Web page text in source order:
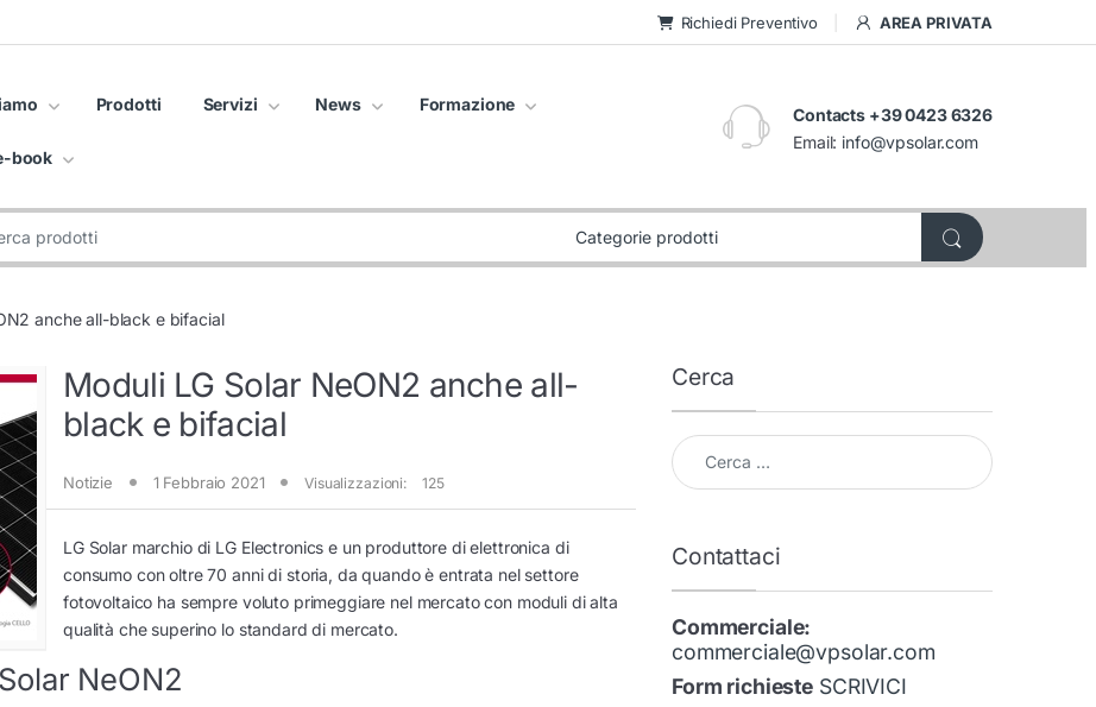
Richiedi Preventivo AREA PRIVATA
Prodotti Servizi News Formazione
book
Contacts +39 0423 6326
Email: info@vpsolar.com
anche all-black e bifacial
Moduli LG Solar NeON2 anche all-
black e bifacial
Notizie 1 Febbraio 2021 Visualizzazioni: 125
LG Solar marchio di LG Electronics e un produttore di elettronica di
consumo con oltre 70 anni di storia, da quando è entrata nel settore
fotovoltaico ha sempre voluto primeggiare nel mercato con moduli di alta
qualità che superino lo standard di mercato.
NeON2
Cerca
Cerca per:
Contattaci
Commerciale:
commerciale@vpsolar.com
Form richieste SCRIVICI